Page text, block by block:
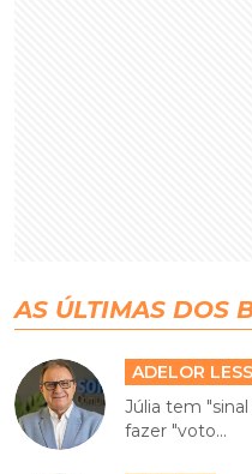
AS ÚLTIMAS DOS
ADELOR
Júlia tem
fazer "voto...